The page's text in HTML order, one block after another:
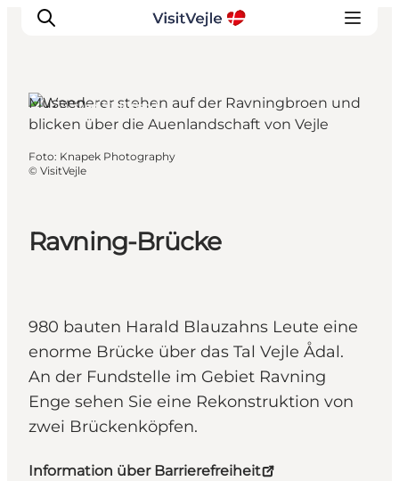
Erlebnisse
Veranstaltungen
Inspiration
Ravning-Brücke
980 bauten Harald Blauzahns Leute eine
enorme Brücke über das Tal Vejle Ådal.
An der Fundstelle im Gebiet Ravning
Enge sehen Sie eine Rekonstruktion von
zwei Brückenköpfen.
Information über Barrierefreiheit
Egtved, Südjütland
Museen
Foto: Knapek Photography
© VisitVejle